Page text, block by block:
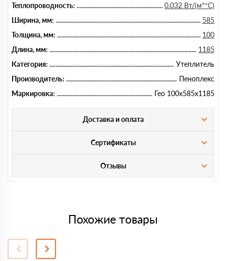
Теплопроводность:
0.032 Вт/(м*°C)
Ширина, мм:
585
Толщина, мм:
100
Длина, мм:
1185
Категория:
Утеплитель
Производитель:
Пеноплекс
Маркировка:
Гео 100х585х1185
Доставка и оплата
Сертификаты
Отзывы
Похожие товары